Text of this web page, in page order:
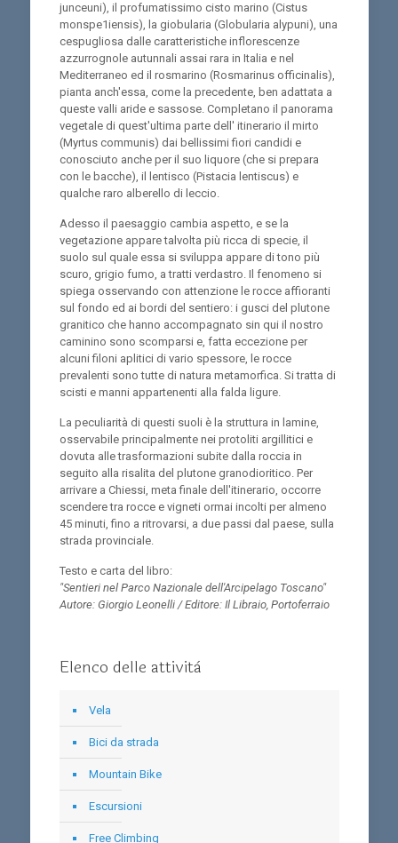
junceuni), il profumatissimo cisto marino (Cistus
monspe1iensis), la giobularia (Globularia alypuni), una
cespugliosa dalle caratteristiche inflorescenze
azzurrognole autunnali assai rara in Italia e nel
Mediterraneo ed il rosmarino (Rosmarinus officinalis),
pianta anch'essa, come la precedente, ben adattata a
queste valli aride e sassose. Completano il panorama
vegetale di quest'ultima parte dell' itinerario il mirto
(Myrtus communis) dai bellissimi fiori candidi e
conosciuto anche per il suo liquore (che si prepara
con le bacche), il lentisco (Pistacia lentiscus) e
qualche raro alberello di leccio.
Adesso il paesaggio cambia aspetto, e se la
vegetazione appare talvolta più ricca di specie, il
suolo sul quale essa si sviluppa appare di tono più
scuro, grigio fumo, a tratti verdastro. Il fenomeno si
spiega osservando con attenzione le rocce affioranti
sul fondo ed ai bordi del sentiero: i gusci del plutone
granitico che hanno accompagnato sin qui il nostro
caminino sono scomparsi e, fatta eccezione per
alcuni filoni aplitici di vario spessore, le rocce
prevalenti sono tutte di natura metamorfica. Si tratta di
scisti e manni appartenenti alla falda ligure.
La peculiarità di questi suoli è la struttura in lamine,
osservabile principalmente nei protoliti argillitici e
dovuta alle trasformazioni subite dalla roccia in
seguito alla risalita del plutone granodioritico. Per
arrivare a Chiessi, meta finale dell'itinerario, occorre
scendere tra rocce e vigneti ormai incolti per almeno
45 minuti, fino a ritrovarsi, a due passi dal paese, sulla
strada provinciale.
Testo e carta del libro:
"Sentieri nel Parco Nazionale dell'Arcipelago Toscano"
Autore: Giorgio Leonelli / Editore: Il Libraio, Portoferraio
Elenco delle attività
Vela
Bici da strada
Mountain Bike
Escursioni
Free Climbing